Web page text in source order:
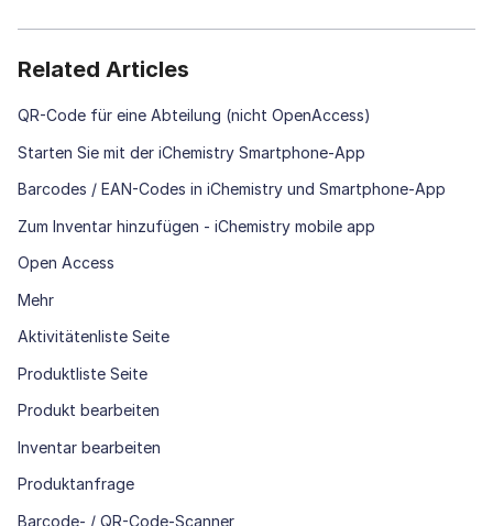
Related Articles
QR-Code für eine Abteilung (nicht OpenAccess)
Starten Sie mit der iChemistry Smartphone-App
Barcodes / EAN-Codes in iChemistry und Smartphone-App
Zum Inventar hinzufügen - iChemistry mobile app
Open Access
Mehr
Aktivitätenliste Seite
Produktliste Seite
Produkt bearbeiten
Inventar bearbeiten
Produktanfrage
Barcode- / QR-Code-Scanner